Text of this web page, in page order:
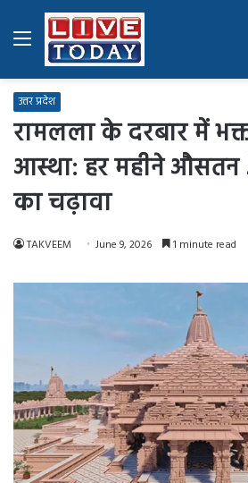
Menu
उत्तर प्रदेश
रामलला के दरबार में
आस्था: हर महीने
का चढ़ावा
TAKVEEM June 9, 2026 1 minute read